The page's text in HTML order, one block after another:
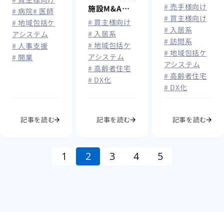
# 病院# 医師
# 地域包括ケ
アシステム
# 人事支援
# 開業
記事を読む
施設M&A、
その後どう
なった？大規
模修繕・職員
定着・ICT導
入で稼働率ほ
ぼ100％
# 買主様向け
# 入居系
# 地域包括ケ
アシステム
# 高齢者住宅
# DX化
記事を読む
ト・最新事
例・課題を解
説
# 売手様向け
# 買主様向け
# 入居系
# 訪問系
# 地域包括ケ
アシステム
# 高齢者住宅
# DX化
記事を読む
1 2 3 4 5